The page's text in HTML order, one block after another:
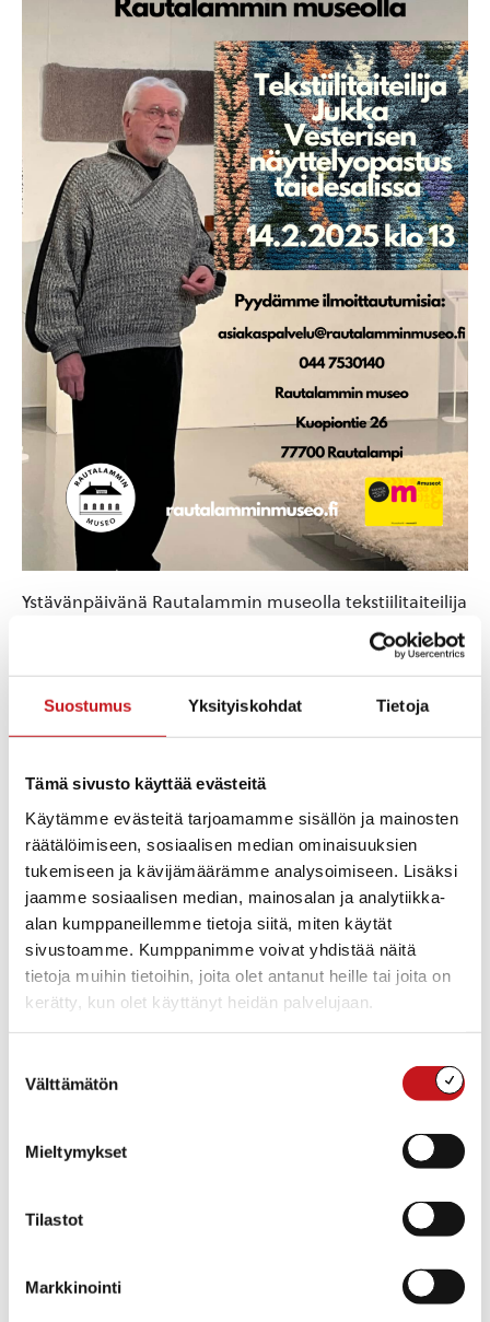
Suostumus Yksityiskohdat Tietoja
Tämä sivusto käyttää evästeitä
Käytämme evästeitä tarjoamamme sisällön ja mainosten
räätälöimiseen, sosiaalisen median ominaisuuksien
tukemiseen ja kävijämäärämme analysoimiseen. Lisäksi
jaamme sosiaalisen median, mainosalan ja analytiikka-
alan kumppaneillemme tietoja siitä, miten käytät
sivustoamme. Kumppanimme voivat yhdistää näitä
tietoja muihin tietoihin, joita olet antanut heille tai joita on
kerätty, kun olet käyttänyt heidän palvelujaan.
valinta
Välttämätön
Mieltymykset
Tilastot
Markkinointi
Ystävänpäivänä Rautalammin museolla tekstiilitaiteilija
Jukka Vesterisen näyttelyopastus! Jukka kertoo
elämäntyöstään, esillä olevista töistään ja näyttelystä
taidesalissa.
museokortti).
Rajallisen tilan (taidesali) vuoksi pyydämme
ennakkoilmoittautumisia museolle: 044 7530140 tai
asiakaspalvelu@rautalamminmuseo.fi. Taidesaliin
mahtuu n. 25 kuulijaa.
Kutsumme mukaan erityisesti ryijyjen ja museon
ystäviä <3.
Tilaisuuden tarjoilut järjestävät yhteistyössä
Rautalammin museo ja museon ystävät ry.
Lisää kalenteriin
Päivämäärä: